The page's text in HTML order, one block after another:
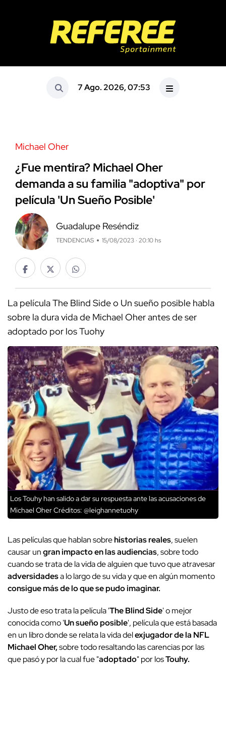
7 Ago. 2026, 07:53
Michael Oher
¿Fue mentira? Michael Oher
demanda a su familia "adoptiva" por
película 'Un Sueño Posible'
Guadalupe Reséndiz
TENDENCIAS 15/08/2023 · 20:10 hs
La película The Blind Side o Un sueño posible habla
sobre la dura vida de Michael Oher antes de ser
adoptado por los Tuohy
Los Touhy han salido a dar su respuesta ante las acusaciones de
Michael OherCréditos: @leighannetuohy
Las películas que hablan sobrehistorias reales, suelen
causar ungran impacto en las audiencias, sobre todo
cuando se trata de la vida de alguien que tuvo que atravesar
adversidadesa lo largo de su vida y que en algún momento
consigue más de lo que se pudo imaginar.
Justo de eso trata la película 'The Blind Side' o mejor
conocida como 'Un sueño posible', película que está basada
en un libro donde se relata la vida delexjugador de la NFL
Michael Oher,sobre todo resaltando las carencias por las
que pasó y por la cual fue "adoptado" por losTouhy.